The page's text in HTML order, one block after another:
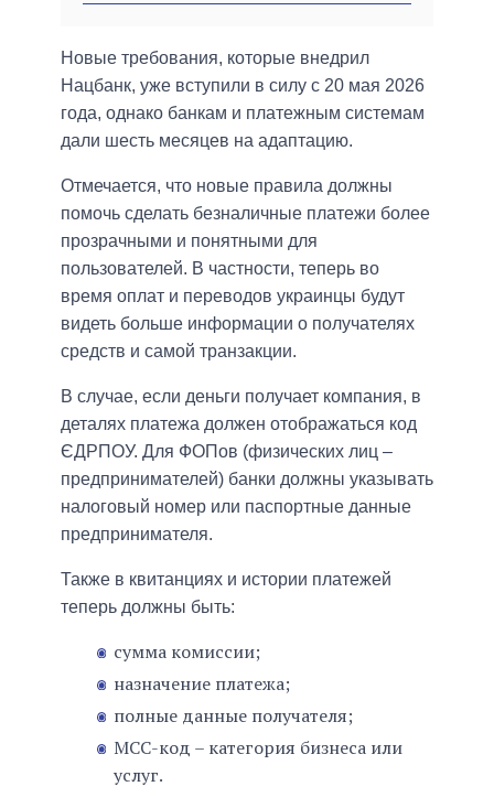
Новые требования, которые внедрил
Нацбанк, уже вступили в силу с 20 мая 2026
года, однако банкам и платежным системам
дали шесть месяцев на адаптацию.
Отмечается, что новые правила должны
помочь сделать безналичные платежи более
прозрачными и понятными для
пользователей. В частности, теперь во
время оплат и переводов украинцы будут
видеть больше информации о получателях
средств и самой транзакции.
В случае, если деньги получает компания, в
деталях платежа должен отображаться код
ЄДРПОУ. Для ФОПов (физических лиц –
предпринимателей) банки должны указывать
налоговый номер или паспортные данные
предпринимателя.
Также в квитанциях и истории платежей
теперь должны быть:
сумма комиссии;
назначение платежа;
полные данные получателя;
МСС-код – категория бизнеса или
услуг.